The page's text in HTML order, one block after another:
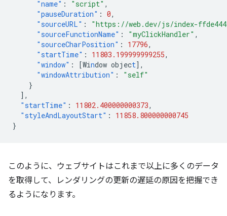
"name" : "script" ,
"pauseDuration" : 0,
"sourceURL" :
"https://web.dev/js/index-
"sourceFunctionName" : "myClickHandler" ,
"sourceCharPosition" : 17796,
"startTime" : 11803.199999999255,
"window" : [Window object],
"windowAttribution" :
"self"
}
],
"startTime" : 11802.400000000373,
"styleAndLayoutStart" :
11858.800000000745
}
このように、ウェブサイトはこれまで以上に多くのデータ
を取得して、レンダリングの更新の遅延の原因を把握でき
るようになります。